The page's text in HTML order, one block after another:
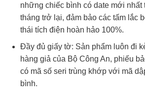
những chiếc bình có date mới nhất
tháng trở lại, đảm bảo các tấm lắc
thái tích điện hoàn hảo 100%.
Đầy đủ giấy tờ: Sản phẩm luôn đi
hàng giả của Bộ Công An, phiếu
có mã số seri trùng khớp với mã
bình.